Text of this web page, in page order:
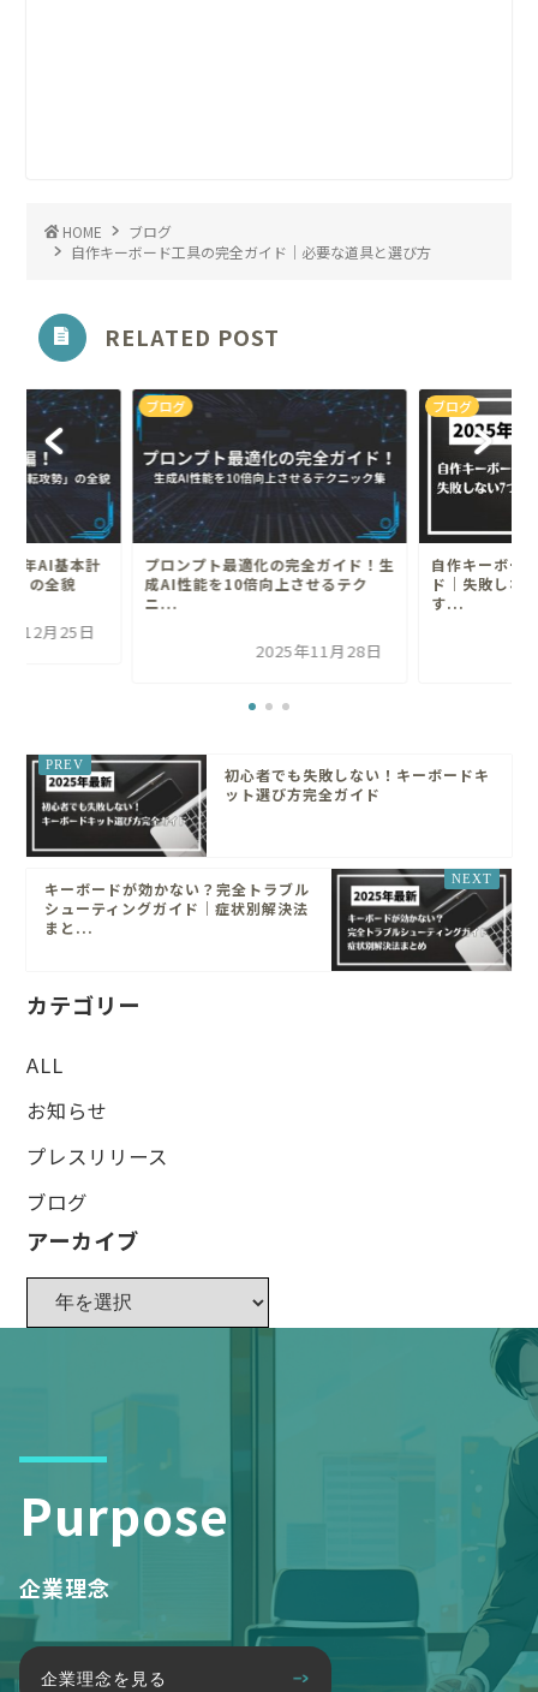
HOME
ブログ
自作キーボード工具の完全ガイド｜必要な道具と選び方
RELATED POST
年AI基本計
」の全貌
年12月25日
ブログ
プロンプト最適化の完全ガイド！生
成AI性能を10倍向上させるテク
ニ...
2025年11月28日
ブログ
自作キーボー
ド｜失敗しな
す...
初心者でも失敗しない！キーボードキ
ット選び方完全ガイド
キーボードが効かない？完全トラブル
シューティングガイド｜症状別解決法
まと...
カテゴリー
ALL
お知らせ
プレスリリース
ブログ
アーカイブ
Purpose
企業理念
企業理念を見る